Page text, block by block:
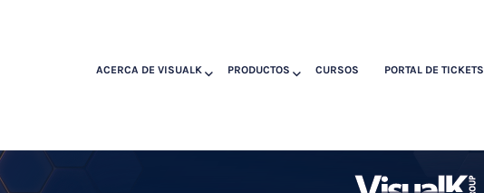
ACERCA DE VISUALK PRODUCTOS CURSOS PORTAL DE TICKETS